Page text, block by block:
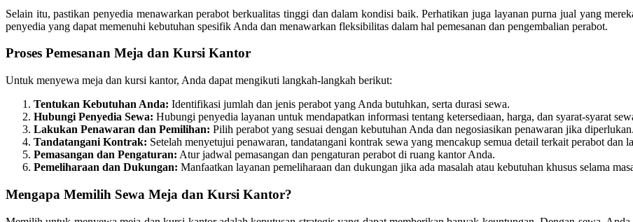
Selain itu, pastikan penyedia menawarkan perabot berkualitas tinggi dan dalam kondisi baik. Perhatikan juga layanan purna jual yang
penyedia yang dapat memenuhi kebutuhan spesifik Anda dan menawarkan fleksibilitas dalam hal pemesanan dan pengembalian perabot.
Proses Pemesanan Meja dan Kursi Kantor
Untuk menyewa meja dan kursi kantor, Anda dapat mengikuti langkah-langkah berikut:
Tentukan Kebutuhan Anda: Identifikasi jumlah dan jenis perabot yang Anda butuhkan, serta durasi sewa.
Hubungi Penyedia Sewa: Hubungi penyedia layanan untuk mendapatkan informasi tentang ketersediaan, harga, dan syarat-syarat
Lakukan Penawaran dan Pemilihan: Pilih perabot yang sesuai dengan kebutuhan Anda dan negosiasikan penawaran jika diperlukan.
Tandatangani Kontrak: Setelah menyetujui penawaran, tandatangani kontrak sewa yang mencakup semua detail terkait perabot dan
Pemasangan dan Pengaturan: Atur jadwal pemasangan dan pengaturan perabot di ruang kantor Anda.
Pemeliharaan dan Dukungan: Manfaatkan layanan pemeliharaan dan dukungan jika ada masalah atau kebutuhan khusus selama
Mengapa Memilih Sewa Meja dan Kursi Kantor?